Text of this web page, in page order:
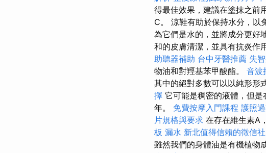
得最佳效果，建議在塗抹之前
C。 涼鞋有助於保持水分，以
為它們是水的，並將成分更好
和的皮膚清潔，並具有抗炎作
助聽器補助 台中牙醫推薦 失
物油和對羥基苯甲酸酯。 音波
其中的絕對多數可以以純形形
擇 它可能是稠密的液體，但
年。 免費按摩入門課程 護照
片規格與要求 在存在維生素A
板 漏水 新北值得信賴的徵信社
雖然我們的身體油是有機植物